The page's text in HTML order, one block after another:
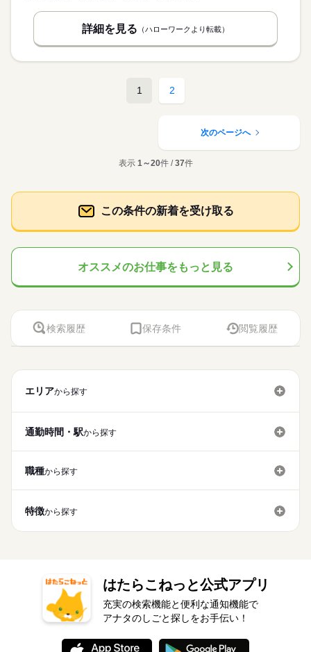
詳細を見る （ハローワークより転載）
1 2
次のページへ
表示 1～20件 /37件
この条件の新着を受け取る
オススメのお仕事をもっと見る
検索履歴 保存条件 閲覧履歴
エリアから探す
通勤時間・駅から探す
職種から探す
特徴から探す
はたらこねっと公式アプリ
充実の検索機能と便利な通知機能で
アナタのしごと探しをお手伝い！